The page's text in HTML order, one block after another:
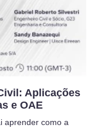
Aplicações
e OAE
aprender como a